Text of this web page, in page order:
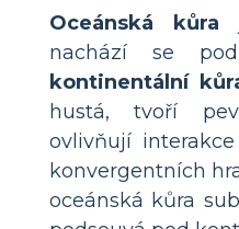
Oceánská kůra
nachází se
kontinentální
hustá, tvoří
ovlivňují
konvergentních
oceánská kůra